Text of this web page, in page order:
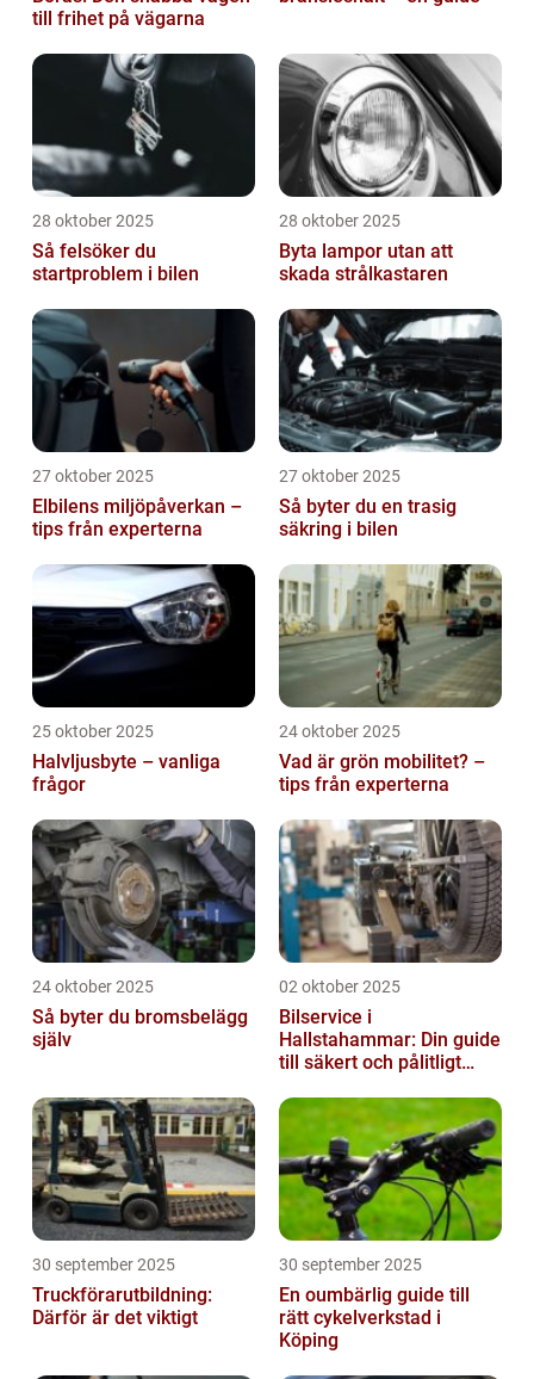
till frihet på vägarna
28 oktober 2025
Så felsöker du
startproblem i bilen
28 oktober 2025
Byta lampor utan att
skada strålkastaren
27 oktober 2025
Elbilens miljöpåverkan –
tips från experterna
27 oktober 2025
Så byter du en trasig
säkring i bilen
25 oktober 2025
Halvljusbyte – vanliga
frågor
24 oktober 2025
Vad är grön mobilitet? –
tips från experterna
24 oktober 2025
Så byter du bromsbelägg
själv
02 oktober 2025
Bilservice i
Hallstahammar: Din guide
till säkert och pålitligt
30 september 2025
Truckförarutbildning:
Därför är det viktigt
30 september 2025
En oumbärlig guide till
rätt cykelverkstad i
Köping